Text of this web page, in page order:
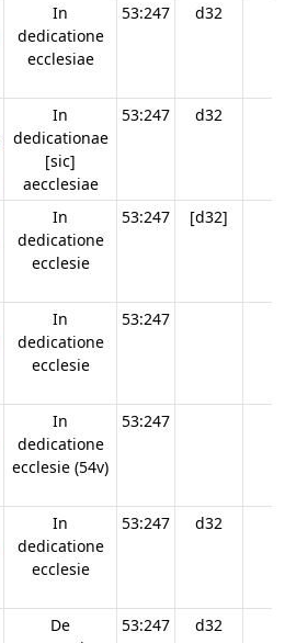
In
dedicatione
ecclesiae
53:247 d32
In
dedicationae
[sic]
aecclesiae
53:247 d32
In
dedicatione
ecclesie
53:247 [d32]
In
dedicatione
ecclesie
53:247
In
dedicatione
ecclesie (54v)
53:247
In
dedicatione
ecclesie
53:247 d32
De
53:247 d32